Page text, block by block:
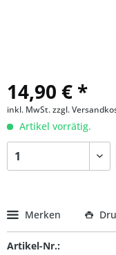
14,90 € *
inkl. MwSt.zzgl.
Artikel vorrätig.
Merken
Artikel-Nr.: